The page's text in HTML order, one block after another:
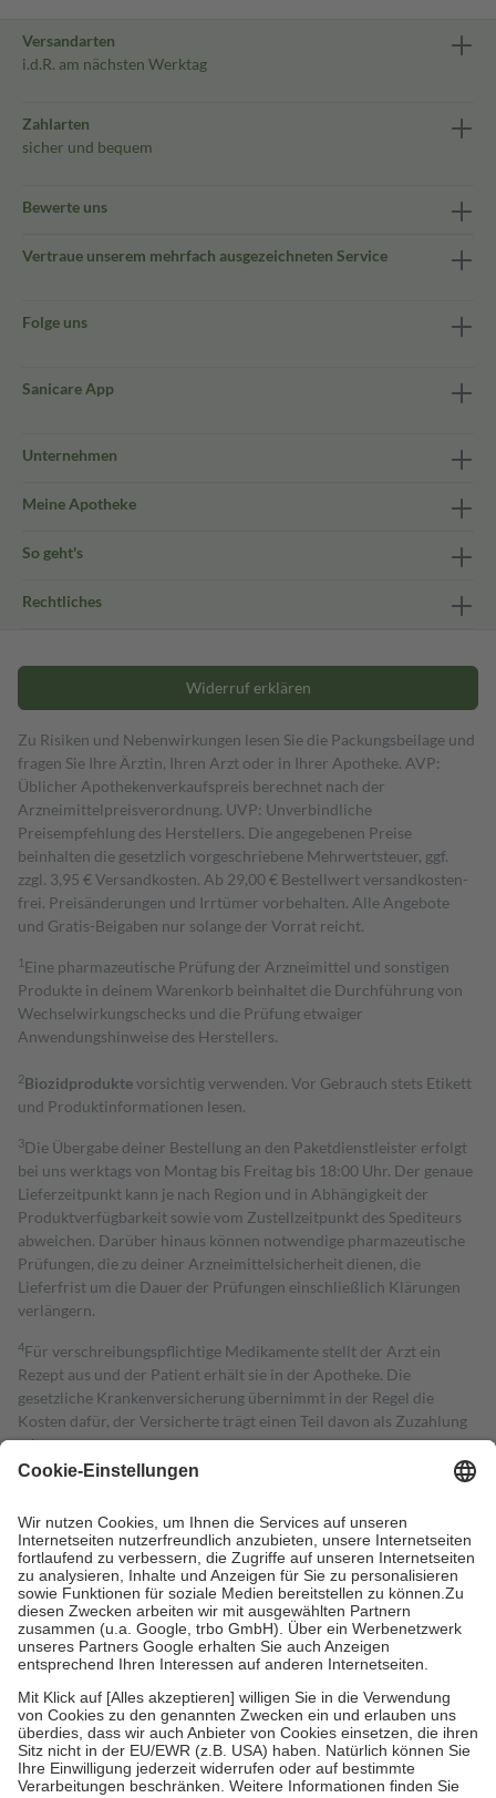
Versandarten
i.d.R. am nächsten Werktag
Zahlarten
sicher und bequem
Bewerte uns
Vertraue unserem mehrfach ausgezeichneten Service
Folge uns
Sanicare App
Unternehmen
Meine Apotheke
So geht's
Rechtliches
Widerruf erklären
Zu Risiken und Nebenwirkungen lesen Sie die Packungsbeilage und
fragen Sie Ihre Ärztin, Ihren Arzt oder in Ihrer Apotheke. AVP:
Üblicher Apothekenverkaufspreis berechnet nach der
Arzneimittelpreisverordnung. UVP: Unverbindliche
Preisempfehlung des Herstellers. Die angegebenen Preise
beinhalten die gesetzlich vorgeschriebene Mehrwertsteuer, ggf.
zzgl. 3,95 € Versandkosten. Ab 29,00 € Bestell­wert versand­kosten­
frei. Preisänderungen und Irrtümer vorbehalten. Alle Angebote
und Gratis-Beigaben nur solange der Vorrat reicht.
1 Eine pharmazeutische Prüfung der Arzneimittel und sonstigen
Produkte in deinem Warenkorb beinhaltet die Durchführung von
Wechselwirkungschecks und die Prüfung etwaiger
Anwendungshinweise des Herstellers.
2Biozidproduktevorsichtig verwenden. Vor Gebrauch stets Etikett
und Produktinformationen lesen.
3Die Übergabe deiner Bestellung an den Paketdienstleister erfolgt
bei uns werktags von Montag bis Freitag bis 18:00 Uhr. Der genaue
Lieferzeitpunkt kann je nach Region und in Abhängigkeit der
Produktverfügbarkeit sowie vom Zustellzeitpunkt des Spediteurs
abweichen. Darüber hinaus können notwendige pharmazeutische
Prüfungen, die zu deiner Arzneimittelsicherheit dienen, die
Lieferfrist um die Dauer der Prüfungen einschließlich Klärungen
verlängern.
4Für verschreibungspflichtige Medikamente stellt der Arzt ein
Rezept aus und der Patient erhält sie in der Apotheke. Die
gesetzliche Krankenversicherung übernimmt in der Regel die
Kosten dafür, der Versicherte trägt einen Teil davon als Zuzahlung
mit.
Grundsätzlich leisten Mitglieder Zuzahlungen in Höhe von zehn
höchstens zehn Euro.
Es sind jedoch nie mehr als die tatsächlichen
Kosten der Leistung zu entrichten.
Diese Regeln gelten grundsätzlich auch für Online-Apotheken.
Bei Heilmitteln und häuslicher Krankenpflege beträgt die
Zuzahlung zehn Prozent der Kosten sowie zehn Euro je
Verordnung.
Um das Engagement der Versicherten für ihre eigene Gesundheit zu
stärken und die besondere Stellung der Familie zu unterstützen,
fallenkeine Zuzahlungenan bei:
• Kindern und Jugendlichen bis zum vollendeten 18. Lebensjahr
mit Ausnahme der Fahrkosten
• Untersuchungen zur Vorsorge und Früherkennung, die von der
GKV getragen werden